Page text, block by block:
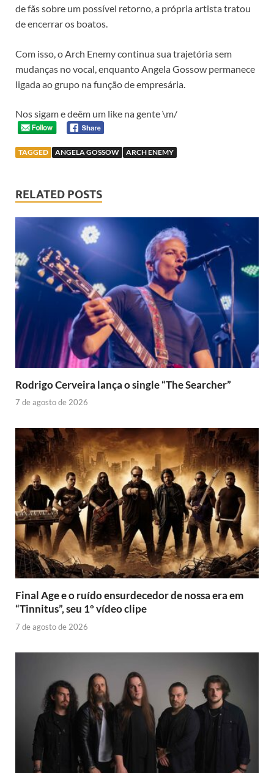
de fãs sobre um possível retorno, a própria artista tratou
de encerrar os boatos.
Com isso, o Arch Enemy continua sua trajetória sem
mudanças no vocal, enquanto Angela Gossow permanece
ligada ao grupo na função de empresária.
Nos sigam e deêm um like na gente \m/
TAGGED ANGELA GOSSOW ARCH ENEMY
RELATED POSTS
Rodrigo Cerveira lança o single “The Searcher”
7 de agosto de 2026
Final Age e o ruído ensurdecedor de nossa era em
“Tinnitus”, seu 1º vídeo clipe
7 de agosto de 2026